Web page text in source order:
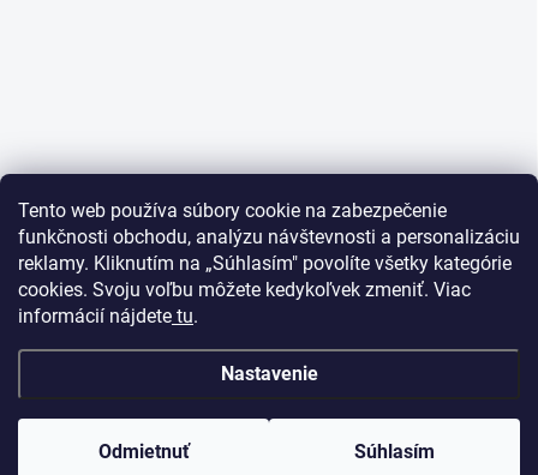
Tento web používa súbory cookie na zabezpečenie
funkčnosti obchodu, analýzu návštevnosti a personalizáciu
reklamy. Kliknutím na „Súhlasím" povolíte všetky kategórie
cookies. Svoju voľbu môžete kedykoľvek zmeniť. Viac
informácií nájdete tu.
Nastavenie
Odmietnuť Súhlasím